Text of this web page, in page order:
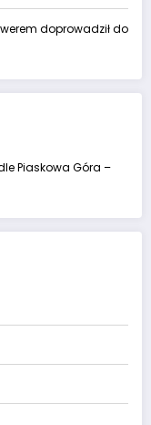
doprowadził do
Piaskowa Góra –